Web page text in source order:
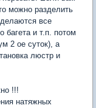
можно разделить
все
багета и т.п. потом
2 ое суток), а
люстр и
!!!
натяжных